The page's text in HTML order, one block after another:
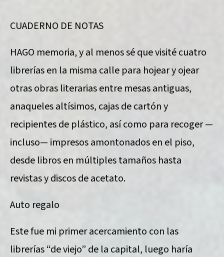
CUADERNO DE NOTAS
HAGO memoria, y al menos sé que visité cuatro
librerías en la misma calle para hojear y ojear
otras obras literarias entre mesas antiguas,
anaqueles altísimos, cajas de cartón y
recipientes de plástico, así como para recoger —
incluso— impresos amontonados en el piso,
desde libros en múltiples tamaños hasta
revistas y discos de acetato.
Auto regalo
Este fue mi primer acercamiento con las
librerías “de viejo” de la capital, luego haría